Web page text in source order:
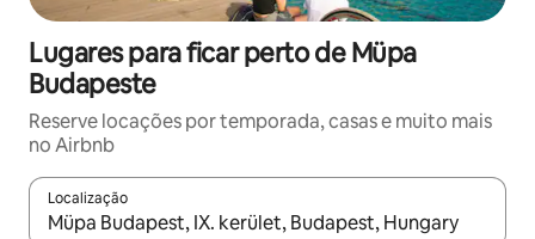
Lugares para ficar perto de Müpa
Budapeste
Reserve locações por temporada, casas e muito mais
no Airbnb
Localização
Quando os resultados estiverem disponíveis, explore-os